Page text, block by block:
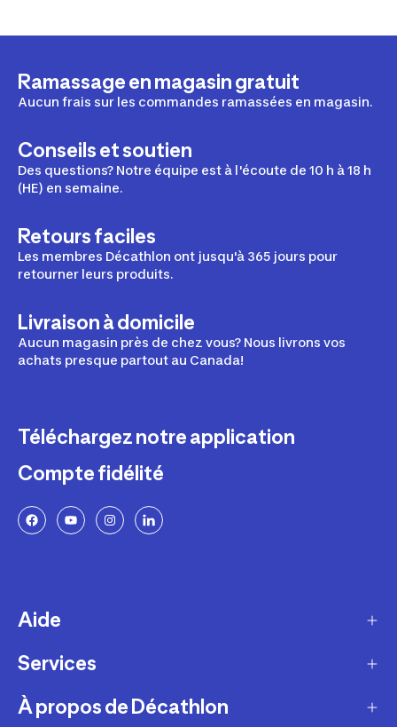
Ramassage en magasin gratuit
Aucun frais sur les commandes ramassées en magasin.
Conseils et soutien
Des questions? Notre équipe est à l'écoute de 10 h à 18 h
(HE) en semaine.
Retours faciles
Les membres Décathlon ont jusqu'à 365 jours pour
retourner leurs produits.
Livraison à domicile
Aucun magasin près de chez vous? Nous livrons vos
achats presque partout au Canada!
Téléchargez notre application
Compte fidélité
Aide
Livraison
Retours et échanges
Services
Programme de fidélité
À propos de Décathlon